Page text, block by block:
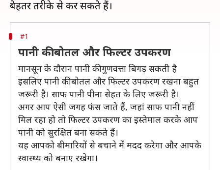
#1
पानी की बोतल और फिल्टर उपकरण
मानसून के दौरान पानी की गुणवत्ता बिगड़ सकती है
इसलिए पानी की बोतल और फिल्टर उपकरण रखना बहुत
जरूरी है। साफ पानी पीना सेहत के लिए जरूरी है।
अगर आप ऐसी जगह फंस जाते हैं, जहां साफ पानी नहीं
मिल रहा हो तो फिल्टर उपकरण का इस्तेमाल करके आप
पानी को सुरक्षित बना सकते हैं।
यह आपको बीमारियों से बचाने में मदद करेगा और आपके
स्वास्थ्य को बनाए रखेगा।